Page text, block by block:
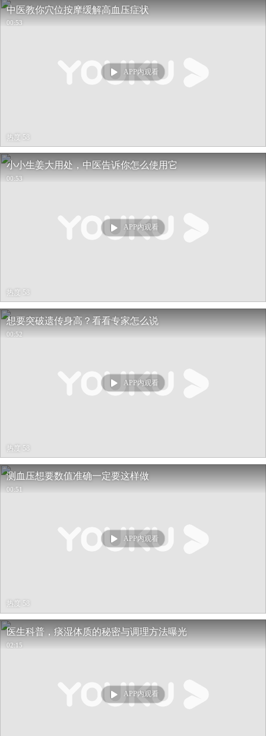
中医教你穴位按摩缓解高血压症状
00:53
APP内观看
热度 58
小小生姜大用处，中医告诉你怎么使用它
00:53
APP内观看
热度 58
想要突破遗传身高？看看专家怎么说
00:52
APP内观看
热度 58
测血压想要数值准确一定要这样做
00:51
APP内观看
热度 58
医生科普，痰湿体质的秘密与调理方法曝光
02:15
APP内观看